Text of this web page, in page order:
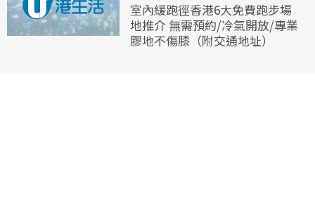
室內緩跑徑香港6大免費跑步場
地推介 無需預約/冷氣開放/專業
膠地不傷膝（附交通地址）